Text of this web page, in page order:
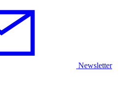
Newsletter